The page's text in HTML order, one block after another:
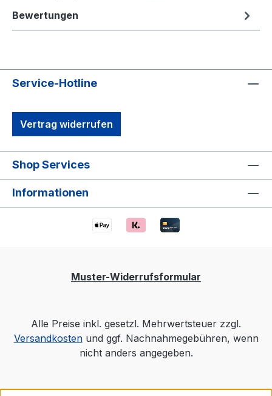
Bewertungen
Service-Hotline
Vertrag widerrufen
Shop Services
Informationen
Muster-Widerrufsformular
Alle Preise inkl. gesetzl. Mehrwertsteuer zzgl.
Versandkostenund ggf. Nachnahmegebühren, wenn
nicht anders angegeben.